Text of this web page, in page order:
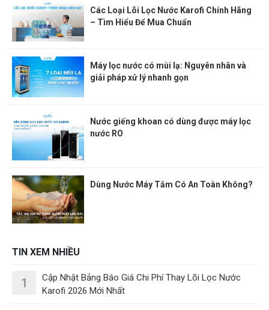
Các Loại Lõi Lọc Nước Karofi Chính Hãng
– Tìm Hiểu Để Mua Chuẩn
Máy lọc nước có mùi lạ: Nguyên nhân và
giải pháp xử lý nhanh gọn
Nước giếng khoan có dùng được máy lọc
nước RO
Dùng Nước Máy Tắm Có An Toàn Không?
TIN XEM NHIỀU
1
Cập Nhật Bảng Báo Giá Chi Phí Thay Lõi Lọc Nước
Karofi 2026 Mới Nhất